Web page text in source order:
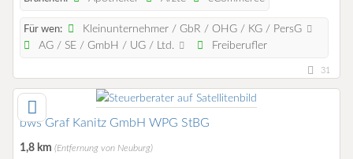
Für wen:
Kleinunternehmer / GbR / OHG / KG / PersG
AG / SE / GmbH / UG / Ltd.
Freiberufler
31
bws Graf Kanitz GmbH WPG StBG
1,8 km (Entfernung von Neuburg)